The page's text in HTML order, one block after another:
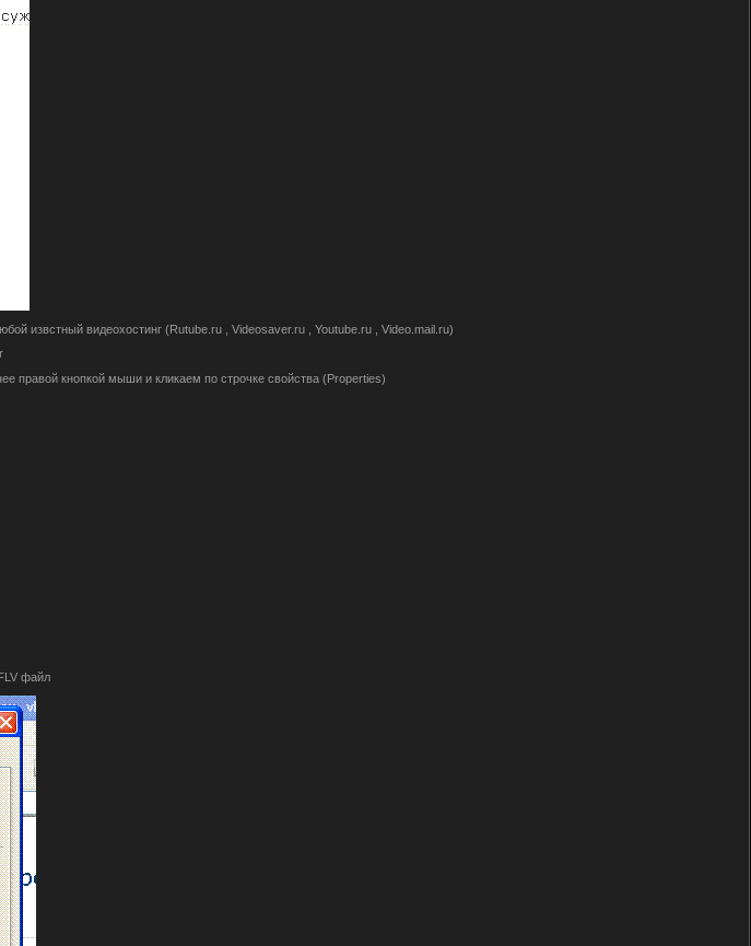
извстный видеохостинг (Rutube.ru , Videosaver.ru , Youtube.ru , Video.mail.ru)
правой кнопкой мыши и кликаем по строчке свойства (Properties)
файл